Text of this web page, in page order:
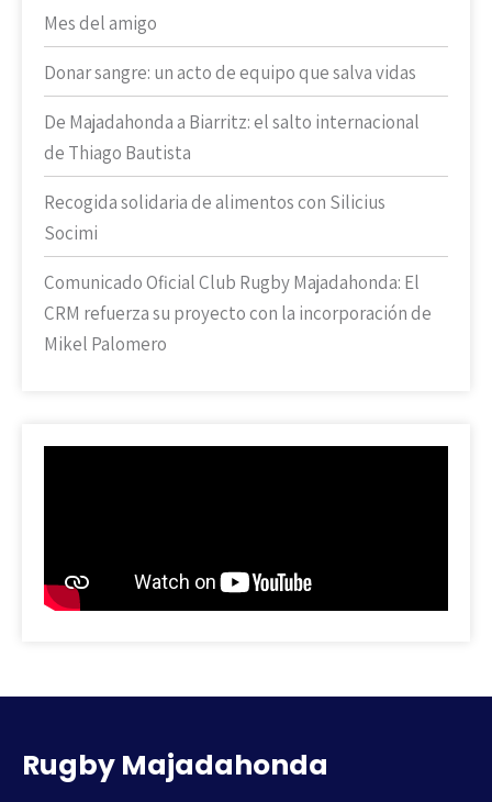
Mes del amigo
Donar sangre: un acto de equipo que salva vidas
De Majadahonda a Biarritz: el salto internacional
de Thiago Bautista
Recogida solidaria de alimentos con Silicius
Socimi
Comunicado Oficial Club Rugby Majadahonda: El
CRM refuerza su proyecto con la incorporación de
Mikel Palomero
Rugby Majadahonda